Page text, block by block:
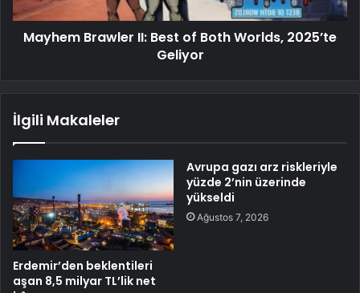
Mayhem Brawler II: Best of Both Worlds, 2025’te
Geliyor
İlgili Makaleler
Erdemir’den beklentileri
aşan 8,5 milyar TL’lik net
Avrupa gazı arz riskleriyle
yüzde 2’nin üzerinde
yükseldi
Ağustos 7, 2026